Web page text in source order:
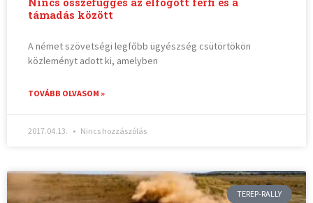
támadás között
A német szövetségi legfőbb ügyészség csütörtökön
közleményt adott ki, amelyben
TOVÁBB OLVASOM »
2017.04.13. Nincs hozzászólás
TEREP-RALLY